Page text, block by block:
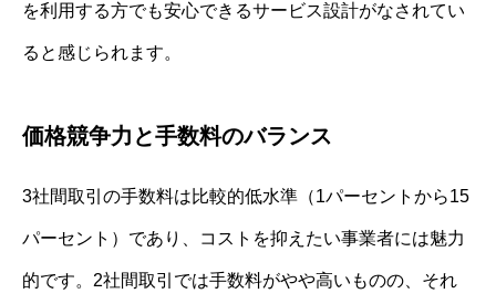
を利用する方でも安心できるサービス設計がなされてい
ると感じられます。
価格競争力と手数料のバランス
3社間取引の手数料は比較的低水準（1パーセントから15
パーセント）であり、コストを抑えたい事業者には魅力
的です。2社間取引では手数料がやや高いものの、それ